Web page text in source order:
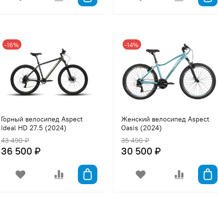
-16%
Горный велосипед Aspect
Ideal HD 27.5 (2024)
43 490 ₽
36 500 ₽
-14%
Женский велосипед Aspect
Oasis (2024)
35 490 ₽
30 500 ₽